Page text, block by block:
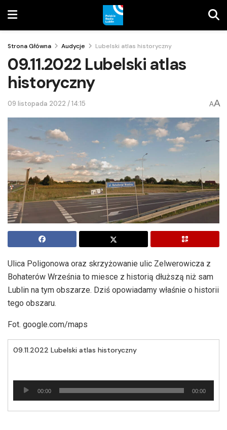
Strona Główna Audycje Lubelski atlas historyczny
09.11.2022 Lubelski atlas
historyczny
09 listopada 2022 / 14:15 AA
Ulica Poligonowa oraz skrzyżowanie ulic Zelwerowicza z
Bohaterów Września to miesce z historią dłuższą niż sam
Lublin na tym obszarze. Dziś opowiadamy właśnie o historii
tego obszaru.
Fot. google.com/maps
09.11.2022 Lubelski atlas historyczny
Odtwarzacz
plików
00:00 00:00